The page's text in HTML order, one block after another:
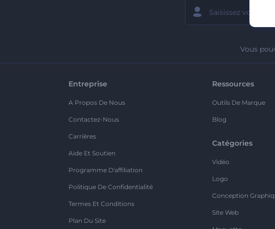
Vous
Entreprise
A Propos De Nous
Contactez-Nous
Carrières
Aide Et Soutien
Programme D'affiliation
Politique De Confidentialité
Termes Et Conditions
Plan Du Site
Ressources
Outils De Marque
Blog
Catégories
Vidéo
Logo
Conception
Site Web